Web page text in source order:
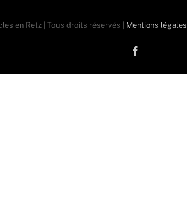
en Retz | Tous droits réservés | Mentions légales